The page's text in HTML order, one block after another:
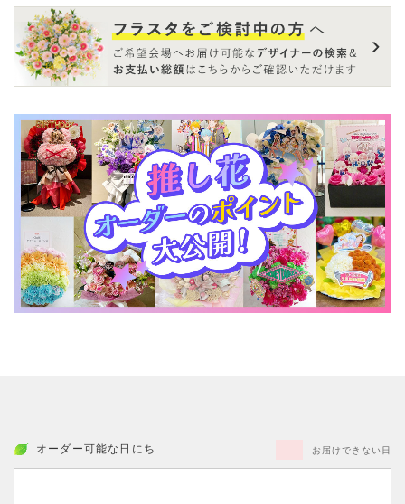
オーダー可能な日にち お届けできない日